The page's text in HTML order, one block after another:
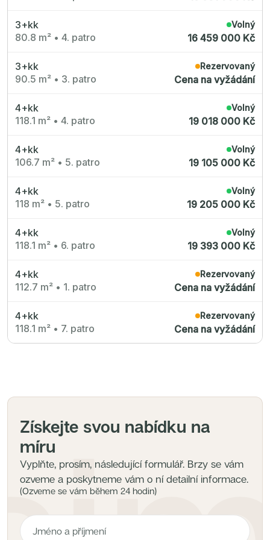
3+kk
80.8 m² • 4. patro
Volný
16 459 000 Kč
3+kk
90.5 m² • 3. patro
Rezervovaný
Cena na vyžádání
4+kk
118.1 m² • 4. patro
Volný
19 018 000 Kč
4+kk
106.7 m² • 5. patro
Volný
19 105 000 Kč
4+kk
118 m² • 5. patro
Volný
19 205 000 Kč
4+kk
118.1 m² • 6. patro
Volný
19 393 000 Kč
4+kk
112.7 m² • 1. patro
Rezervovaný
Cena na vyžádání
4+kk
118.1 m² • 7. patro
Rezervovaný
Cena na vyžádání
Získejte svou nabídku na
míru
Vyplňte, prosím, následující formulář. Brzy se vám
ozveme a poskytneme vám o ní detailní informace.
(Ozveme se vám během 24 hodin)
Nové byty 6+kk Královehradecký kraj
Developerské projekty
Rezidence Grafická
Lihovar Smíchov Jih
Jateční 35
Na Spojce 2
JITRO
Zenklova 81
Nová Písnice
Rezidence v Údolí
Semerínka
Hagibor Kappa
Aldrov Resort
Villa Chuchle
Nový byt 3+kk - VARTA
Žít Braník
RANTA Barrandov IV
Slavíkova 6
Radimský Mlýn
Polská 52
PORTTI Kladno II
Lihovar Smíchov Sever
Idylka Lochkov